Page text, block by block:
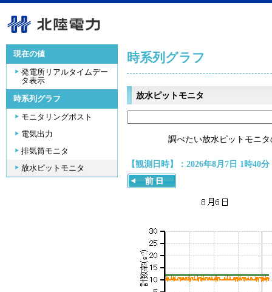
現在の値
発電所リアルタイムデー
タ表示
時系列グラフ
モニタリングポスト
電気出力
排気筒モニタ
放水ピットモニタ
時系列グラフ
放水ピットモニタ
調べたい放水ピットモニ
【観測日時】：2026年8月7日 1時40分